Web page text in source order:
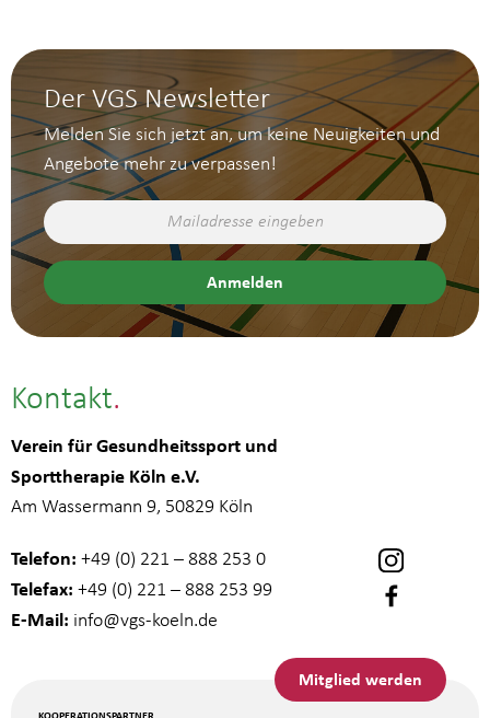
Der VGS Newsletter
Melden Sie sich jetzt an, um keine Neuigkeiten und
Angebote mehr zu verpassen!
Kontakt
Verein für Gesundheitssport und
Sporttherapie Köln e.V.
Am Wassermann 9, 50829 Köln
Telefon: +49 (0) 221 – 888 253 0
Telefax: +49 (0) 221 – 888 253 99
E-Mail: info@vgs-koeln.de
Mitglied werden
KOOPERATIONSPARTNER